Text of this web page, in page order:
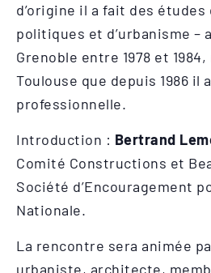
d’origine il a fait des études
politiques et d’urbanisme –
Grenoble entre 1978 et 1984,
Toulouse que depuis 1986 il
professionnelle.
Introduction : Bertrand
Comité Constructions et
Société d’Encouragement
Nationale.
La rencontre sera animée
urbaniste, architecte,